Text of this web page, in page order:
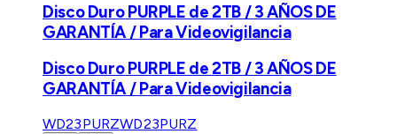
Disco Duro PURPLE de 2TB / 3 AÑOS DE
GARANTÍA / Para Videovigilancia
Disco Duro PURPLE de 2TB / 3 AÑOS DE
GARANTÍA / Para Videovigilancia
WD23PURZWD23PURZ